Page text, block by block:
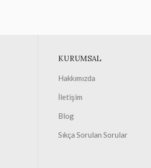
KURUMSAL
Hakkımızda
İletişim
Blog
Sıkça Sorulan Sorular